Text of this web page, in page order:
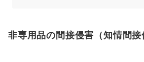
非専用品の間接侵害（知情間接